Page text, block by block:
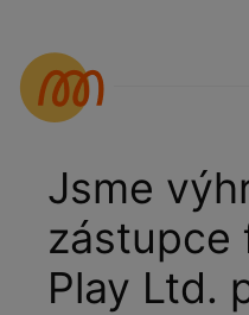
Jsme
zástupce
Play Ltd.